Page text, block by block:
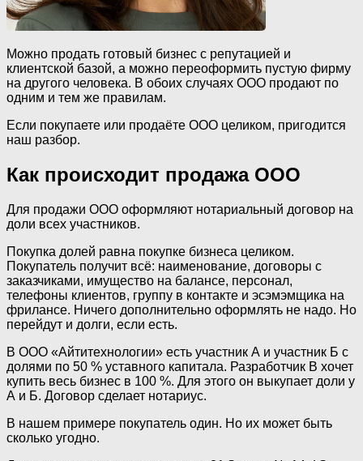
Можно продать готовый бизнес с репутацией и
клиентской базой, а можно переоформить пустую фирму
на другого человека. В обоих случаях ООО продают по
одним и тем же правилам.
Если покупаете или продаёте ООО целиком, пригодится
наш разбор.
Как происходит продажа ООО
Для продажи ООО оформляют нотариальный договор на
доли всех участников.
Покупка долей равна покупке бизнеса целиком.
Покупатель получит всё: наименование, договоры с
заказчиками, имущество на балансе, персонал,
телефоны клиентов, группу в контакте и эсэмэмщика на
фрилансе. Ничего дополнительно оформлять не надо. Но
перейдут и долги, если есть.
В ООО «Айтитехнологии» есть участник А и участник Б с
долями по 50 % уставного капитала. Разработчик В хочет
купить весь бизнес в 100 %. Для этого он выкупает доли у
А и Б. Договор сделает нотариус.
В нашем примере покупатель один. Но их может быть
сколько угодно.